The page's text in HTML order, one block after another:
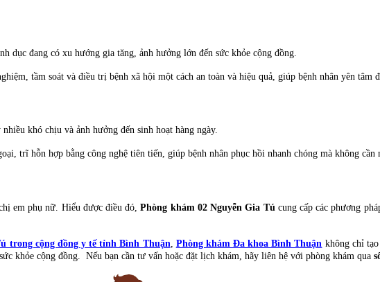
dục đang có xu hướng gia tăng, ảnh hưởng lớn đến sức khỏe cộng đồng.
tầm soát và điều trị bệnh xã hội một cách an toàn và hiệu quả, giúp bệnh nhân yên tâm
khó chịu và ảnh hưởng đến sinh hoạt hàng ngày.
trĩ hỗn hợp bằng công nghệ tiên tiến, giúp bệnh nhân phục hồi nhanh chóng mà không cần
em phụ nữ. Hiểu được điều đó,Phòng khám 02 Nguyễn Gia Tú cung cấp các phương
trong cộng đồng y tế tỉnh Bình Thuận Phòng khám Đa khoa Bình Thuận không chỉ
khỏe cộng đồng. Nếu bạn cần tư vấn hoặc đặt lịch khám, hãy liên hệ với phòng khám qua